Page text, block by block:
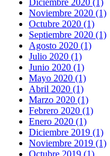
Noviembre 2020 (1)
Octubre 2020 (1)
Septiembre 2020 (1)
Agosto 2020 (1)
Julio 2020 (1)
Junio 2020 (1)
Mayo 2020 (1)
Abril 2020 (1)
Marzo 2020 (1)
Febrero 2020 (1)
Enero 2020 (1)
Diciembre 2019 (1)
Noviembre 2019 (1)
Octubre 2019 (1)